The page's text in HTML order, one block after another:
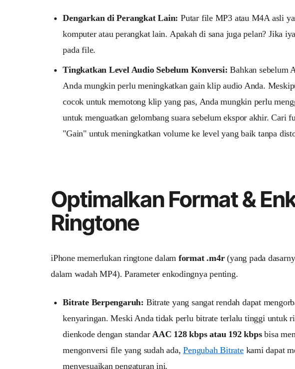
Dengarkan di Perangkat Lain: Putar file MP3 atau M4A asli
komputer atau perangkat lain. Apakah di sana juga pelan? Jika
pada file.
Tingkatkan Level Audio Sebelum Konversi: Bahkan sebelum
Anda mungkin perlu meningkatkan gain klip audio Anda.
cocok untuk memotong klip yang pas, Anda mungkin perlu
untuk menguatkan gelombang suara sebelum ekspor akhir. Cari
"Gain" untuk meningkatkan volume ke level yang baik tanpa
Optimalkan Format &
Ringtone
iPhone memerlukan ringtone dalam format .m4r(yang pada
dalam wadah MP4). Parameter enkodingnya penting.
Bitrate Berpengaruh: Bitrate yang sangat rendah dapat
kenyaringan. Meski Anda tidak perlu bitrate terlalu tinggi untuk
dienkode dengan standar AAC 128 kbps atau 192 kbpsbisa
mengonversi file yang sudah ada,Pengubah Bitratekami dapat
menyesuaikan pengaturan ini.